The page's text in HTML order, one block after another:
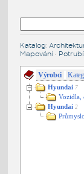
Katalog:
Mapování•
Výrobci
Hyundai 7
Vozidla,
Hyundai 2